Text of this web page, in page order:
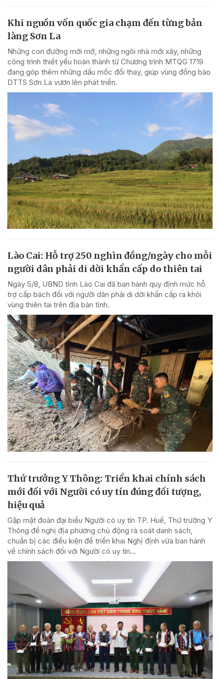
Khi nguồn vốn quốc gia chạm đến từng bản
làng Sơn La
Những con đường mới mở, những ngôi nhà mới xây, những
công trình thiết yếu hoàn thành từ Chương trình MTQG 1719
đang góp thêm những dấu mốc đổi thay, giúp vùng đồng bào
DTTS Sơn La vươn lên phát triển.
Lào Cai: Hỗ trợ 250 nghìn đồng/ngày cho mỗi
người dân phải di dời khẩn cấp do thiên tai
Ngày 5/8, UBND tỉnh Lào Cai đã ban hành quy định mức hỗ
trợ cấp bách đối với người dân phải di dời khẩn cấp ra khỏi
vùng thiên tai trên địa bàn tỉnh.
Thứ trưởng Y Thông: Triển khai chính sách
mới đối với Người có uy tín đúng đối tượng,
hiệu quả
Gặp mặt đoàn đại biểu Người có uy tín TP. Huế, Thứ trưởng Y
Thông đề nghị địa phương chủ động rà soát danh sách,
chuẩn bị các điều kiện để triển khai Nghị định vừa ban hành
về chính sách đối với Người có uy tín...